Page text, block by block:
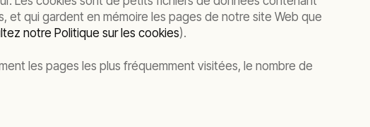
et qui gardent en mémoire les pages de notre site Web que
notre Politique sur les cookies).
les pages les plus fréquemment visitées, le nombre de